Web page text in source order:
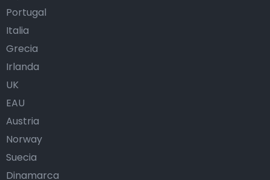
Portugal
Italia
Grecia
Irlanda
UK
EAU
Austria
Norway
Suecia
Dinamarca